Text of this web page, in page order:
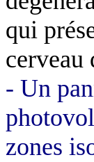
qui
cerveau
- Un
zones